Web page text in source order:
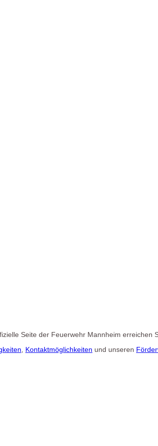
Seite der Feuerwehr Mannheim erreichen
Kontaktmöglichkeiten und unseren